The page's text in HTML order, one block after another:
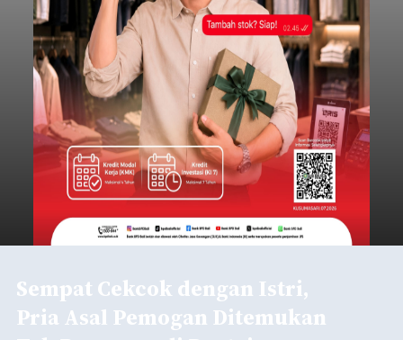
Sempat Cekcok dengan Istri,
Pria Asal Pemogan Ditemukan